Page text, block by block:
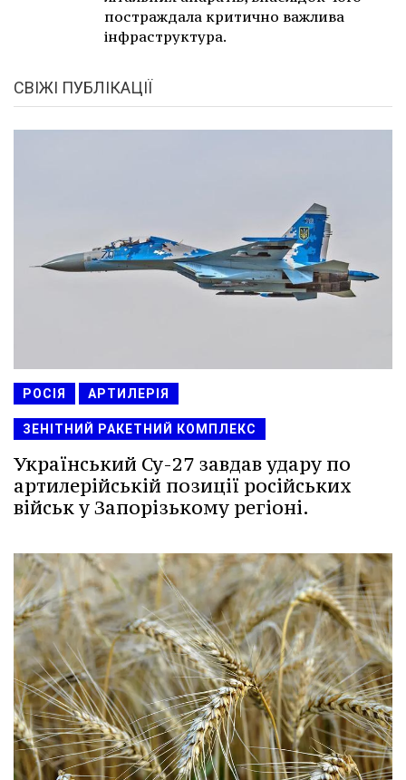
постраждала критично важлива
інфраструктура.
СВІЖІ ПУБЛІКАЦІЇ
РОСІЯ АРТИЛЕРІЯ
ЗЕНІТНИЙ РАКЕТНИЙ КОМПЛЕКС
Український Су-27 завдав удару по
артилерійській позиції російських
військ у Запорізькому регіоні.